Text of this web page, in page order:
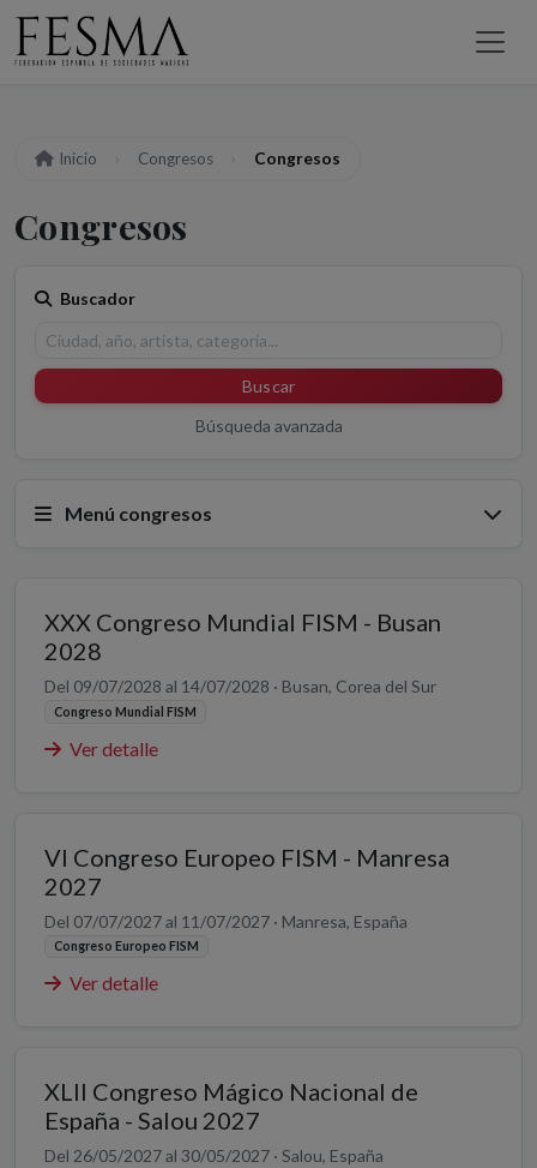
Inicio Congresos Congresos
Congresos
Buscador
Buscar
Búsqueda avanzada
Menú congresos
XXX Congreso Mundial FISM - Busan
2028
Del 09/07/2028 al 14/07/2028 · Busan, Corea del Sur
Congreso Mundial FISM
Ver detalle
VI Congreso Europeo FISM - Manresa
2027
Del 07/07/2027 al 11/07/2027 · Manresa, España
Congreso Europeo FISM
Ver detalle
XLII Congreso Mágico Nacional de
España - Salou 2027
Del 26/05/2027 al 30/05/2027 · Salou, España